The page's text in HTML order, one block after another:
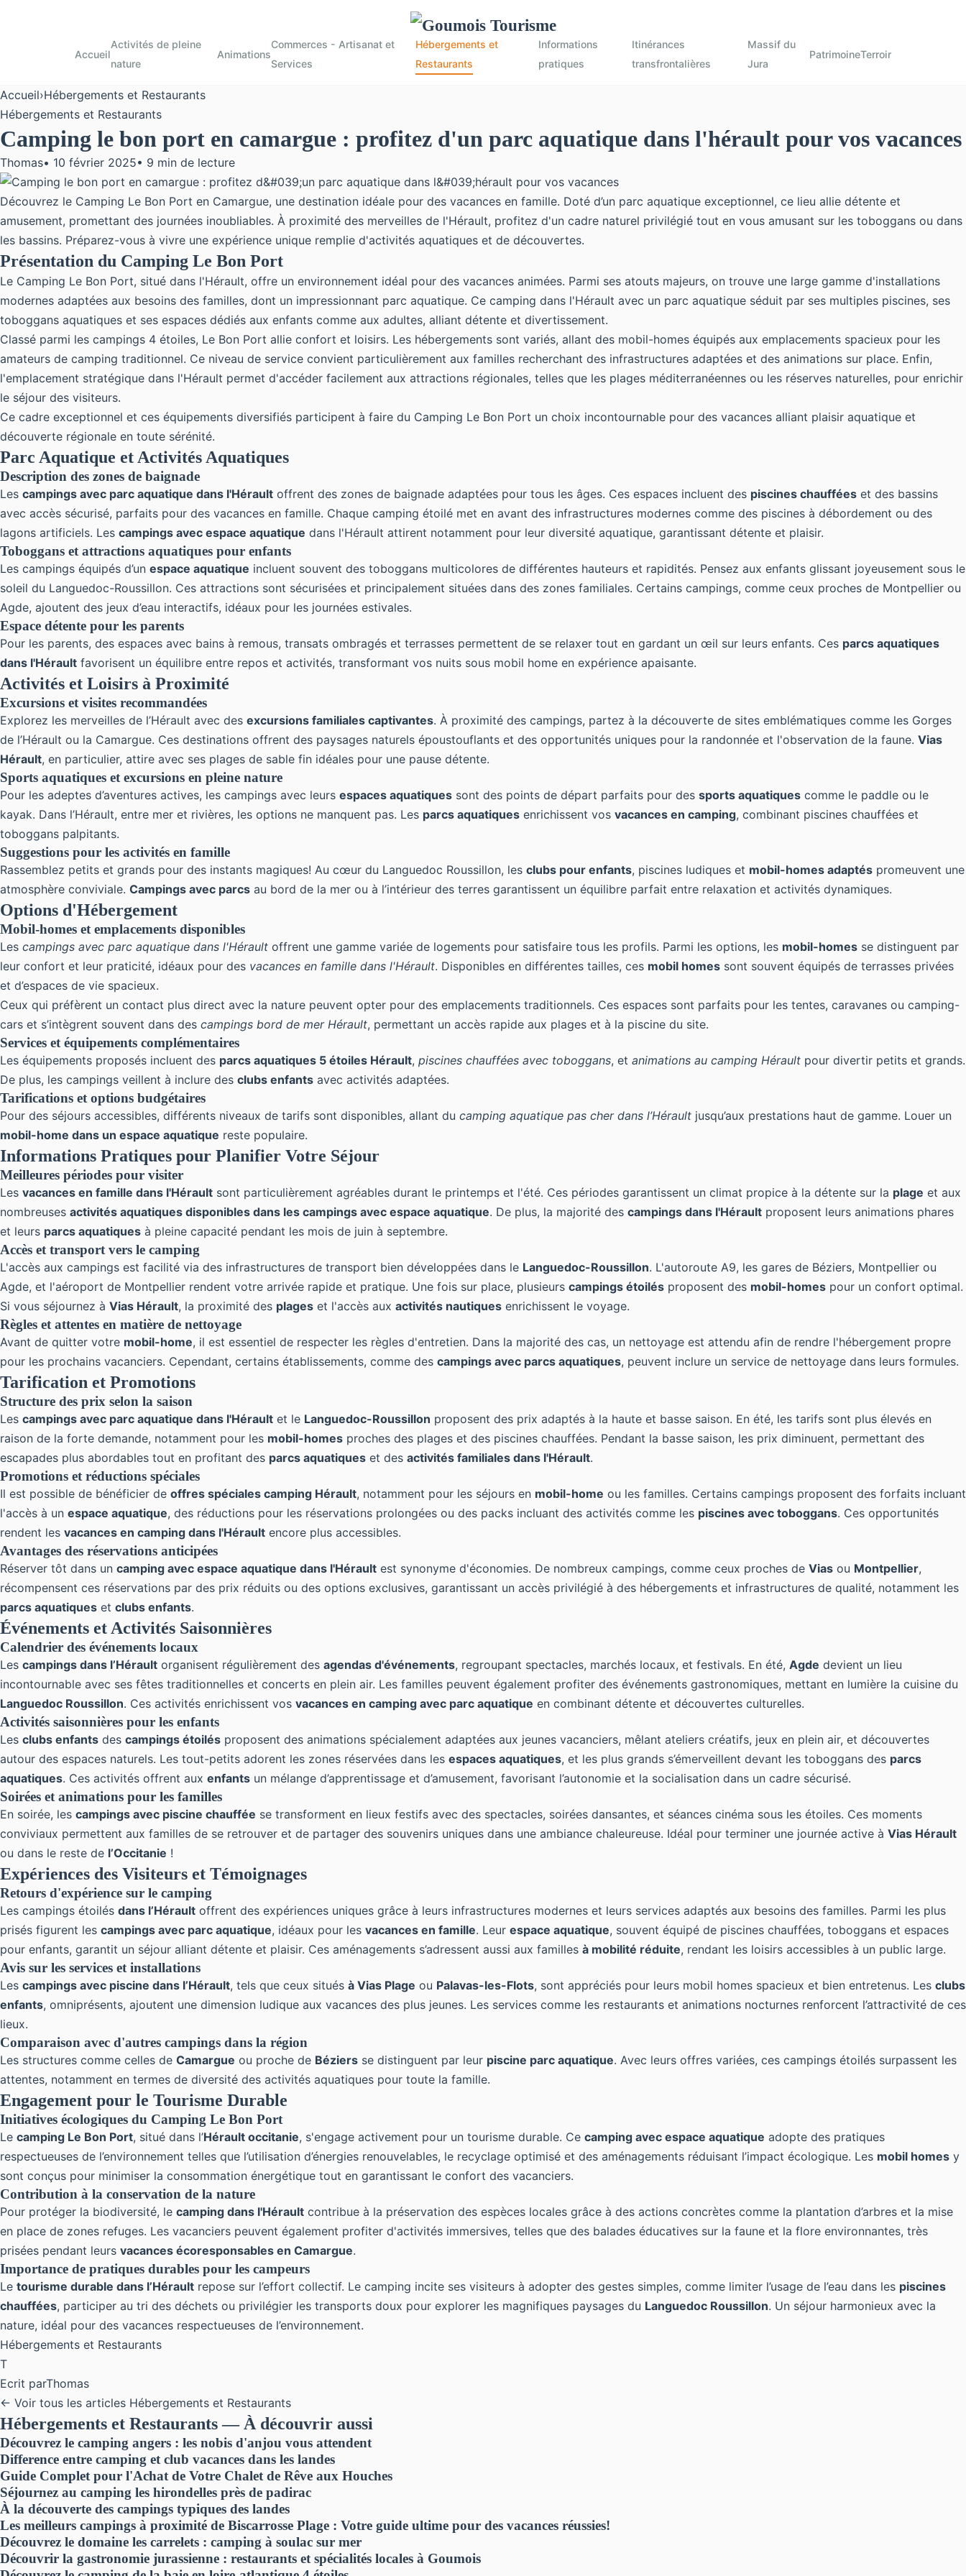
Accueil
Activités de pleine
nature
Animations
Commerces - Artisanat et
Services
Hébergements et
Restaurants
Informations
pratiques
Itinérances
transfrontalières
Massif du
Jura
PatrimoineTerroir
Accueil›Hébergements et Restaurants
Hébergements et Restaurants
Camping le bon port en camargue : profitez d'un parc aquatique dans l'hérault pour vos vacances
Thomas• 10 février 2025• 9 min de lecture
Découvrez le Camping Le Bon Port en Camargue, une destination idéale pour des vacances en famille. Doté d’un parc aquatique exceptionnel, ce lieu allie détente et
amusement, promettant des journées inoubliables. À proximité des merveilles de l'Hérault, profitez d'un cadre naturel privilégié tout en vous amusant sur les toboggans ou dans
les bassins. Préparez-vous à vivre une expérience unique remplie d'activités aquatiques et de découvertes.
Présentation du Camping Le Bon Port
Le Camping Le Bon Port, situé dans l'Hérault, offre un environnement idéal pour des vacances animées. Parmi ses atouts majeurs, on trouve une large gamme d'installations
modernes adaptées aux besoins des familles, dont un impressionnant parc aquatique. Ce camping dans l'Hérault avec un parc aquatique séduit par ses multiples piscines, ses
toboggans aquatiques et ses espaces dédiés aux enfants comme aux adultes, alliant détente et divertissement.
Classé parmi les campings 4 étoiles, Le Bon Port allie confort et loisirs. Les hébergements sont variés, allant des mobil-homes équipés aux emplacements spacieux pour les
amateurs de camping traditionnel. Ce niveau de service convient particulièrement aux familles recherchant des infrastructures adaptées et des animations sur place. Enfin,
l'emplacement stratégique dans l'Hérault permet d'accéder facilement aux attractions régionales, telles que les plages méditerranéennes ou les réserves naturelles, pour enrichir
le séjour des visiteurs.
Ce cadre exceptionnel et ces équipements diversifiés participent à faire du Camping Le Bon Port un choix incontournable pour des vacances alliant plaisir aquatique et
découverte régionale en toute sérénité.
Parc Aquatique et Activités Aquatiques
Description des zones de baignade
Les campings avec parc aquatique dans l'Hérault offrent des zones de baignade adaptées pour tous les âges. Ces espaces incluent des piscines chauffées et des bassins
avec accès sécurisé, parfaits pour des vacances en famille. Chaque camping étoilé met en avant des infrastructures modernes comme des piscines à débordement ou des
lagons artificiels. Les campings avec espace aquatique dans l'Hérault attirent notamment pour leur diversité aquatique, garantissant détente et plaisir.
Toboggans et attractions aquatiques pour enfants
Les campings équipés d’un espace aquatique incluent souvent des toboggans multicolores de différentes hauteurs et rapidités. Pensez aux enfants glissant joyeusement sous le
soleil du Languedoc-Roussillon. Ces attractions sont sécurisées et principalement situées dans des zones familiales. Certains campings, comme ceux proches de Montpellier ou
Agde, ajoutent des jeux d’eau interactifs, idéaux pour les journées estivales.
Espace détente pour les parents
Pour les parents, des espaces avec bains à remous, transats ombragés et terrasses permettent de se relaxer tout en gardant un œil sur leurs enfants. Ces parcs aquatiques
dans l'Hérault favorisent un équilibre entre repos et activités, transformant vos nuits sous mobil home en expérience apaisante.
Activités et Loisirs à Proximité
Excursions et visites recommandées
Explorez les merveilles de l’Hérault avec des excursions familiales captivantes. À proximité des campings, partez à la découverte de sites emblématiques comme les Gorges
de l’Hérault ou la Camargue. Ces destinations offrent des paysages naturels époustouflants et des opportunités uniques pour la randonnée et l'observation de la faune. Vias
Hérault, en particulier, attire avec ses plages de sable fin idéales pour une pause détente.
Sports aquatiques et excursions en pleine nature
Pour les adeptes d’aventures actives, les campings avec leurs espaces aquatiques sont des points de départ parfaits pour des sports aquatiques comme le paddle ou le
kayak. Dans l’Hérault, entre mer et rivières, les options ne manquent pas. Les parcs aquatiques enrichissent vos vacances en camping, combinant piscines chauffées et
toboggans palpitants.
Suggestions pour les activités en famille
Rassemblez petits et grands pour des instants magiques! Au cœur du Languedoc Roussillon, les clubs pour enfants, piscines ludiques et mobil-homes adaptés promeuvent une
atmosphère conviviale. Campings avec parcs au bord de la mer ou à l’intérieur des terres garantissent un équilibre parfait entre relaxation et activités dynamiques.
Options d'Hébergement
Mobil-homes et emplacements disponibles
Les campings avec parc aquatique dans l'Hérault offrent une gamme variée de logements pour satisfaire tous les profils. Parmi les options, les mobil-homes se distinguent par
leur confort et leur praticité, idéaux pour des vacances en famille dans l'Hérault. Disponibles en différentes tailles, ces mobil homes sont souvent équipés de terrasses privées
et d’espaces de vie spacieux.
Ceux qui préfèrent un contact plus direct avec la nature peuvent opter pour des emplacements traditionnels. Ces espaces sont parfaits pour les tentes, caravanes ou camping-
cars et s’intègrent souvent dans des campings bord de mer Hérault, permettant un accès rapide aux plages et à la piscine du site.
Services et équipements complémentaires
Les équipements proposés incluent des parcs aquatiques 5 étoiles Hérault, piscines chauffées avec toboggans, et animations au camping Hérault pour divertir petits et grands.
De plus, les campings veillent à inclure des clubs enfants avec activités adaptées.
Tarifications et options budgétaires
Pour des séjours accessibles, différents niveaux de tarifs sont disponibles, allant du camping aquatique pas cher dans l’Hérault jusqu’aux prestations haut de gamme. Louer un
mobil-home dans un espace aquatique reste populaire.
Informations Pratiques pour Planifier Votre Séjour
Meilleures périodes pour visiter
Les vacances en famille dans l'Hérault sont particulièrement agréables durant le printemps et l'été. Ces périodes garantissent un climat propice à la détente sur la plage et aux
nombreuses activités aquatiques disponibles dans les campings avec espace aquatique. De plus, la majorité des campings dans l'Hérault proposent leurs animations phares
et leurs parcs aquatiques à pleine capacité pendant les mois de juin à septembre.
Accès et transport vers le camping
L'accès aux campings est facilité via des infrastructures de transport bien développées dans le Languedoc-Roussillon. L'autoroute A9, les gares de Béziers, Montpellier ou
Agde, et l'aéroport de Montpellier rendent votre arrivée rapide et pratique. Une fois sur place, plusieurs campings étoilés proposent des mobil-homes pour un confort optimal.
Si vous séjournez à Vias Hérault, la proximité des plages et l'accès aux activités nautiques enrichissent le voyage.
Règles et attentes en matière de nettoyage
Avant de quitter votre mobil-home, il est essentiel de respecter les règles d'entretien. Dans la majorité des cas, un nettoyage est attendu afin de rendre l'hébergement propre
pour les prochains vacanciers. Cependant, certains établissements, comme des campings avec parcs aquatiques, peuvent inclure un service de nettoyage dans leurs formules.
Tarification et Promotions
Structure des prix selon la saison
Les campings avec parc aquatique dans l'Hérault et le Languedoc-Roussillon proposent des prix adaptés à la haute et basse saison. En été, les tarifs sont plus élevés en
raison de la forte demande, notamment pour les mobil-homes proches des plages et des piscines chauffées. Pendant la basse saison, les prix diminuent, permettant des
escapades plus abordables tout en profitant des parcs aquatiques et des activités familiales dans l'Hérault.
Promotions et réductions spéciales
Il est possible de bénéficier de offres spéciales camping Hérault, notamment pour les séjours en mobil-home ou les familles. Certains campings proposent des forfaits incluant
l'accès à un espace aquatique, des réductions pour les réservations prolongées ou des packs incluant des activités comme les piscines avec toboggans. Ces opportunités
rendent les vacances en camping dans l'Hérault encore plus accessibles.
Avantages des réservations anticipées
Réserver tôt dans un camping avec espace aquatique dans l'Hérault est synonyme d'économies. De nombreux campings, comme ceux proches de Vias ou Montpellier,
récompensent ces réservations par des prix réduits ou des options exclusives, garantissant un accès privilégié à des hébergements et infrastructures de qualité, notamment les
parcs aquatiques et clubs enfants.
Événements et Activités Saisonnières
Calendrier des événements locaux
Les campings dans l’Hérault organisent régulièrement des agendas d'événements, regroupant spectacles, marchés locaux, et festivals. En été, Agde devient un lieu
incontournable avec ses fêtes traditionnelles et concerts en plein air. Les familles peuvent également profiter des événements gastronomiques, mettant en lumière la cuisine du
Languedoc Roussillon. Ces activités enrichissent vos vacances en camping avec parc aquatique en combinant détente et découvertes culturelles.
Activités saisonnières pour les enfants
Les clubs enfants des campings étoilés proposent des animations spécialement adaptées aux jeunes vacanciers, mêlant ateliers créatifs, jeux en plein air, et découvertes
autour des espaces naturels. Les tout-petits adorent les zones réservées dans les espaces aquatiques, et les plus grands s’émerveillent devant les toboggans des parcs
aquatiques. Ces activités offrent aux enfants un mélange d’apprentissage et d’amusement, favorisant l’autonomie et la socialisation dans un cadre sécurisé.
Soirées et animations pour les familles
En soirée, les campings avec piscine chauffée se transforment en lieux festifs avec des spectacles, soirées dansantes, et séances cinéma sous les étoiles. Ces moments
conviviaux permettent aux familles de se retrouver et de partager des souvenirs uniques dans une ambiance chaleureuse. Idéal pour terminer une journée active à Vias Hérault
ou dans le reste de l’Occitanie !
Expériences des Visiteurs et Témoignages
Retours d'expérience sur le camping
Les campings étoilés dans l’Hérault offrent des expériences uniques grâce à leurs infrastructures modernes et leurs services adaptés aux besoins des familles. Parmi les plus
prisés figurent les campings avec parc aquatique, idéaux pour les vacances en famille. Leur espace aquatique, souvent équipé de piscines chauffées, toboggans et espaces
pour enfants, garantit un séjour alliant détente et plaisir. Ces aménagements s’adressent aussi aux familles à mobilité réduite, rendant les loisirs accessibles à un public large.
Avis sur les services et installations
Les campings avec piscine dans l’Hérault, tels que ceux situés à Vias Plage ou Palavas-les-Flots, sont appréciés pour leurs mobil homes spacieux et bien entretenus. Les clubs
enfants, omniprésents, ajoutent une dimension ludique aux vacances des plus jeunes. Les services comme les restaurants et animations nocturnes renforcent l’attractivité de ces
lieux.
Comparaison avec d'autres campings dans la région
Les structures comme celles de Camargue ou proche de Béziers se distinguent par leur piscine parc aquatique. Avec leurs offres variées, ces campings étoilés surpassent les
attentes, notamment en termes de diversité des activités aquatiques pour toute la famille.
Engagement pour le Tourisme Durable
Initiatives écologiques du Camping Le Bon Port
Le camping Le Bon Port, situé dans l’Hérault occitanie, s'engage activement pour un tourisme durable. Ce camping avec espace aquatique adopte des pratiques
respectueuses de l’environnement telles que l’utilisation d’énergies renouvelables, le recyclage optimisé et des aménagements réduisant l’impact écologique. Les mobil homes y
sont conçus pour minimiser la consommation énergétique tout en garantissant le confort des vacanciers.
Contribution à la conservation de la nature
Pour protéger la biodiversité, le camping dans l'Hérault contribue à la préservation des espèces locales grâce à des actions concrètes comme la plantation d’arbres et la mise
en place de zones refuges. Les vacanciers peuvent également profiter d'activités immersives, telles que des balades éducatives sur la faune et la flore environnantes, très
prisées pendant leurs vacances écoresponsables en Camargue.
Importance de pratiques durables pour les campeurs
Le tourisme durable dans l’Hérault repose sur l’effort collectif. Le camping incite ses visiteurs à adopter des gestes simples, comme limiter l’usage de l’eau dans les piscines
chauffées, participer au tri des déchets ou privilégier les transports doux pour explorer les magnifiques paysages du Languedoc Roussillon. Un séjour harmonieux avec la
nature, idéal pour des vacances respectueuses de l’environnement.
Hébergements et Restaurants
T
Ecrit parThomas
← Voir tous les articles Hébergements et Restaurants
Hébergements et Restaurants — À découvrir aussi
Découvrez le camping angers : les nobis d'anjou vous attendent
Difference entre camping et club vacances dans les landes
Guide Complet pour l'Achat de Votre Chalet de Rêve aux Houches
Séjournez au camping les hirondelles près de padirac
À la découverte des campings typiques des landes
Les meilleurs campings à proximité de Biscarrosse Plage : Votre guide ultime pour des vacances réussies!
Découvrez le domaine les carrelets : camping à soulac sur mer
Découvrir la gastronomie jurassienne : restaurants et spécialités locales à Goumois